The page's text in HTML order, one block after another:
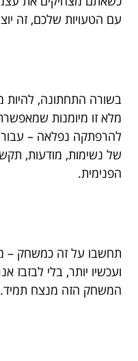
עם הטעויות שלכם, זה
בשורה התחתונה, להיות
מלא זו מיומנות
להרפתקה נפלאה – עבור
של נשימות, מודעות,
הפנימית.
תחשבו על זה כמשחק –
ועכשיו יותר, בלי לבזבז
המשחק הזה מנצח תמיד.